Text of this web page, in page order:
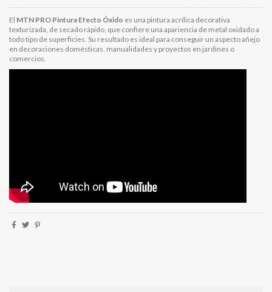
El MTN PRO Pintura Efecto Óxido es una pintura acrílica decorativa
texturizada, de secado rápido, que confiere una apariencia de metal oxidado a
todo tipo de superficies. Su resultado es ideal para conseguir un aspecto añejo
en decoraciones domésticas, manualidades y proyectos en jardines o
comercios.